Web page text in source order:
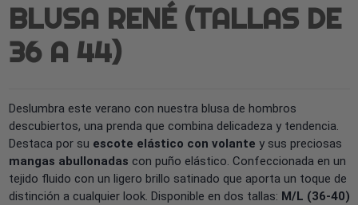
BLUSA RENÉ (TALLAS DE
36 A 44)
Deslumbra este verano con nuestra blusa de hombros
descubiertos, una prenda que combina delicadeza y tendencia.
Destaca por su escote elástico con volante y sus preciosas
mangas abullonadas con puño elástico. Confeccionada en un
tejido fluido con un ligero brillo satinado que aporta un toque de
distinción a cualquier look. Disponible en dos tallas: M/L (36-40)